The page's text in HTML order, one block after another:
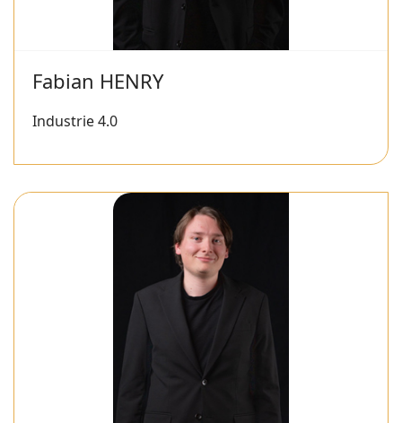
Fabian HENRY
Industrie 4.0